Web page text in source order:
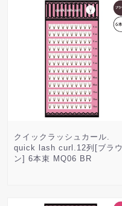
クイックラッシュカール.
quick lash curl.12列[ブラウ
ン] 6本束 MQ06 BR